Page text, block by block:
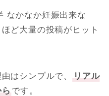
なかなか妊娠出来な
ど大量の投稿がヒット
はシンプルで、リアル
らです。